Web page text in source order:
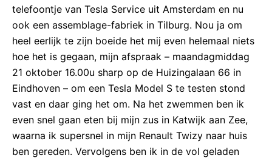
telefoontje van Tesla Service uit Amsterdam en nu
ook een assemblage-fabriek in Tilburg. Nou ja om
heel eerlijk te zijn boeide het mij even helemaal niets
hoe het is gegaan, mijn afspraak – maandagmiddag
21 oktober 16.00u sharp op de Huizingalaan 66 in
Eindhoven – om een Tesla Model S te testen stond
vast en daar ging het om. Na het zwemmen ben ik
even snel gaan eten bij mijn zus in Katwijk aan Zee,
waarna ik supersnel in mijn Renault Twizy naar huis
ben gereden. Vervolgens ben ik in de vol geladen